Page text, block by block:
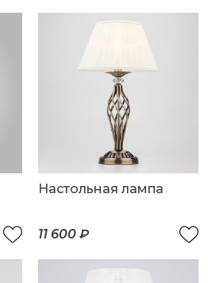
Настольная лампа
11 600 ₽